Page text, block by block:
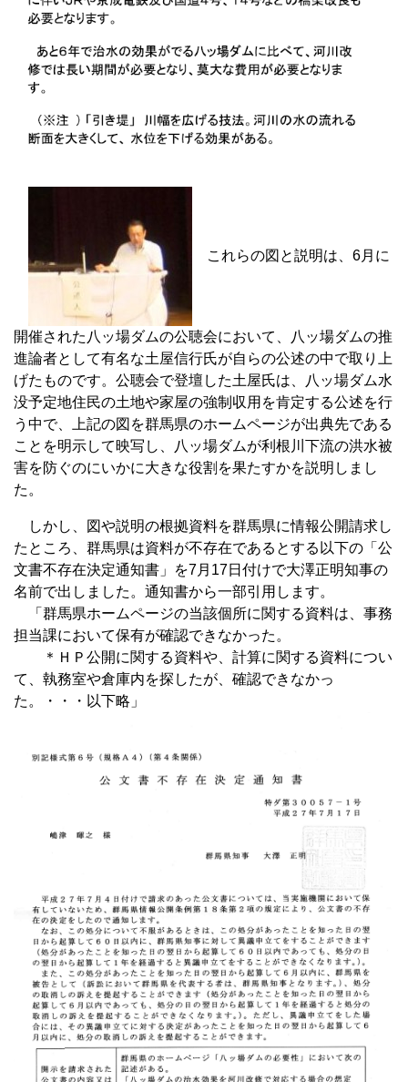
これらの図と説明は、6月に
開催された八ッ場ダムの公聴会において、八ッ場ダムの推
進論者として有名な土屋信行氏が自らの公述の中で取り上
げたものです。公聴会で登壇した土屋氏は、八ッ場ダム水
没予定地住民の土地や家屋の強制収用を肯定する公述を行
う中で、上記の図を群馬県のホームページが出典先である
ことを明示して映写し、八ッ場ダムが利根川下流の洪水被
害を防ぐのにいかに大きな役割を果たすかを説明しまし
た。
しかし、図や説明の根拠資料を群馬県に情報公開請求し
たところ、群馬県は資料が不存在であるとする以下の「公
文書不存在決定通知書」を7月17日付けで大澤正明知事の
名前で出しました。通知書から一部引用します。
「群馬県ホームページの当該個所に関する資料は、事務
担当課において保有が確認できなかった。
＊ＨＰ公開に関する資料や、計算に関する資料につい
て、執務室や倉庫内を探したが、確認できなかっ
た。・・・以下略」